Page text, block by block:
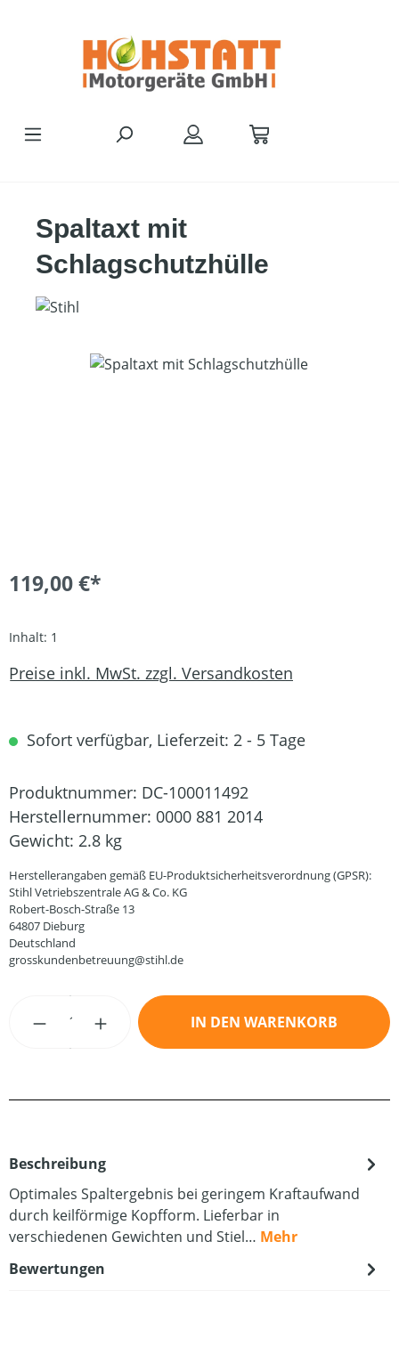
Spaltaxt mit
Schlagschutzhülle
Bildergalerie überspringen
119,00 €*
Inhalt: 1
Preise inkl. MwSt. zzgl. Versandkosten
Sofort verfügbar, Lieferzeit: 2 - 5 Tage
Produktnummer: DC-100011492
Herstellernummer: 0000 881 2014
Gewicht: 2.8 kg
Herstellerangaben gemäß EU-Produktsicherheitsverordnung (GPSR):
Stihl Vetriebszentrale AG & Co. KG
Robert-Bosch-Straße 13
64807 Dieburg
Deutschland
grosskundenbetreuung@stihl.de
Produkt Anzahl: Gib den gewünschten
IN DEN WARENKORB
Beschreibung
Optimales Spaltergebnis bei geringem Kraftaufwand
durch keilförmige Kopfform. Lieferbar in
verschiedenen Gewichten und Stiel… Mehr
Bewertungen